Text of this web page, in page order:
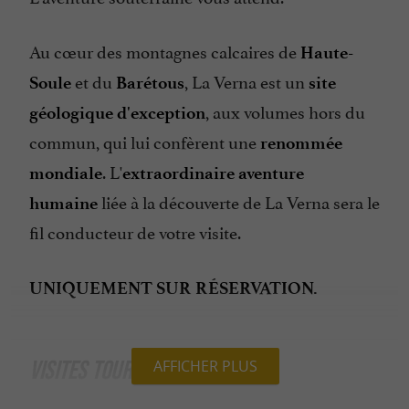
Au cœur des montagnes calcaires de Haute-
Soule et du Barétous, La Verna est un site
géologique d'exception, aux volumes hors du
commun, qui lui confèrent une renommée
mondiale. L'extraordinaire aventure
humaine liée à la découverte de La Verna sera le
fil conducteur de votre visite.
UNIQUEMENT SUR RÉSERVATION.
VISITES TOURISTIQUESAFFICHER PLUS